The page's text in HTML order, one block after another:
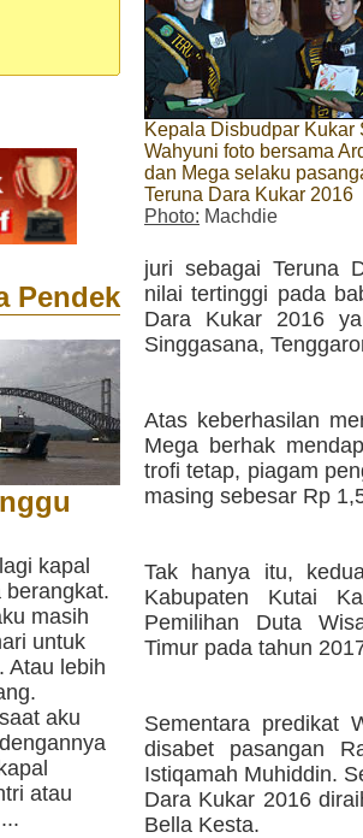
Pendek
kapal
berangkat.
masih
untuk
Atau lebih
aku
atau
Kepala Disbudpar Kukar
Wahyuni foto bersama
dan Mega selaku
Teruna Dara Kukar 2016
Photo: Machdie
juri sebagai Teruna
nilai tertinggi pada
Dara Kukar 2016
Singgasana,
Atas keberhasilan
Mega berhak
trofi tetap, piagam
masing sebesar Rp
Tak hanya itu,
Kabupaten Kutai
Pemilihan Duta
Timur pada tahun
Sementara predikat
disabet pasangan
Istiqamah Muhiddin.
Dara Kukar 2016
Bella Kesta.